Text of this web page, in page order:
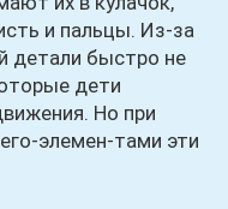
и пальцы. Из-за
детали быстро не
дети
Но при
элемен-тами эти